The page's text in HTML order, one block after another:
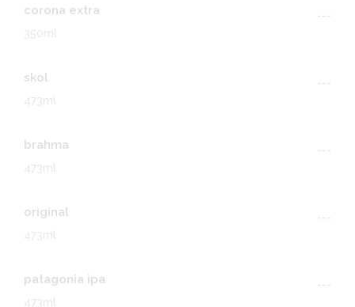
corona extra
---
350ml
skol
---
brahma
---
original
---
patagonia ipa
---